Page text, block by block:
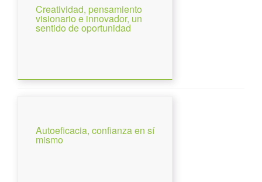
Creatividad, pensamiento
visionario e innovador, un
sentido de oportunidad
Autoeficacia, confianza en sí
mismo